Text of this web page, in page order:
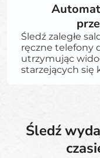
Śledź zaległe
ręczne telefony
utrzymując
starzejących się
Śledź